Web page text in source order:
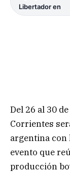
Libertador en
Del 26 al 30
Corrientes
argentina con
evento que
producción